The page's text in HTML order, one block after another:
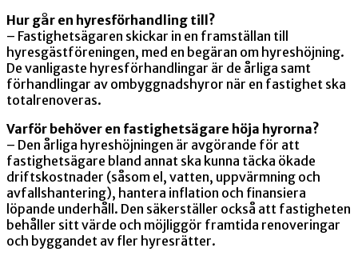
Hur går en hyresförhandling till?
– Fastighetsägaren skickar in en framställan till
hyresgästföreningen, med en begäran om hyreshöjning.
De vanligaste hyresförhandlingar är de årliga samt
förhandlingar av ombyggnadshyror när en fastighet ska
totalrenoveras.
Varför behöver en fastighetsägare höja hyrorna?
– Den årliga hyreshöjningen är avgörande för att
fastighetsägare bland annat ska kunna täcka ökade
driftskostnader (såsom el, vatten, uppvärmning och
avfallshantering), hantera inflation och finansiera
löpande underhåll. Den säkerställer också att fastigheten
behåller sitt värde och möjliggör framtida renoveringar
och byggandet av fler hyresrätter.